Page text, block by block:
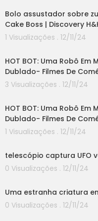
Bolo assustador sobre
Cake Boss | Discovery
1 Visualizações . 12/11/24
HOT BOT: Uma Robô
Dublado- Filmes De
3 Visualizações . 12/11/24
HOT BOT: Uma Robô
Dublado- Filmes De
1 Visualizações . 12/11/24
telescópio captura UFO
0 Visualizações . 12/11/24
Uma estranha criatura
0 Visualizações . 12/11/24